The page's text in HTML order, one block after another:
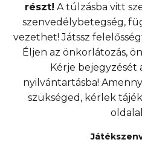
részt! A túlzásba vitt
szenvedélybetegség,
vezethet! Játssz
Éljen az önkorlátozás,
Kérje bejegyzését
nyilvántartásba!
szükséged, kérlek